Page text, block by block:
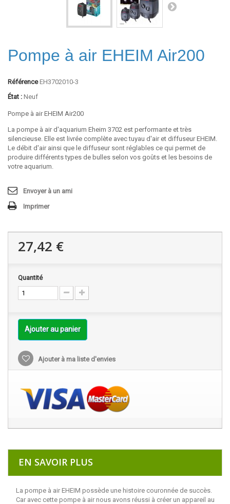
Pompe à air EHEIM Air200
Référence EH3702010-3
État : Neuf
Pompe à air EHEIM Air200
La pompe à air d'aquarium Eheim 3702 est performante et très
silencieuse. Elle est livrée complète avec tuyau d'air et diffuseur EHEIM.
Le débit d'air ainsi que le diffuseur sont réglables ce qui permet de
produire différents types de bulles selon vos goûts et les besoins de
votre aquarium.
Envoyer à un ami
Imprimer
27,42 €
Quantité
Ajouter au panier
Ajouter à ma liste d'envies
EN SAVOIR PLUS
La pompe à air EHEIM possède une histoire couronnée de succès.
Car avec cette pompe à air nous avons réussi à créer un appareil au